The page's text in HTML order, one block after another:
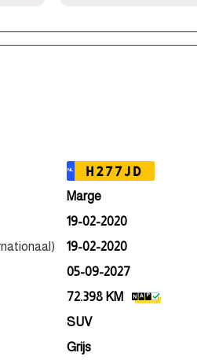
NL H277JD
Marge
19-02-2020
19-02-2020
05-09-2027
72.398 KM
SUV
Grijs